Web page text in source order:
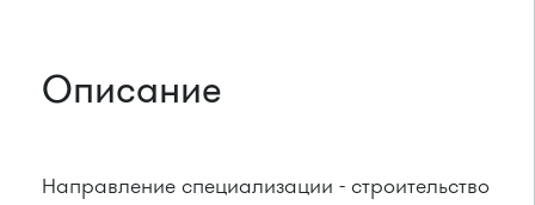
Описание
Направление специализации - строительство